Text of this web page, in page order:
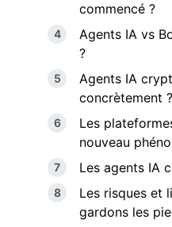
commencé ?
Agents IA vs
?
Agents IA
concrètement ?
Les
nouveau
Les agents IA
Les risques et
gardons les